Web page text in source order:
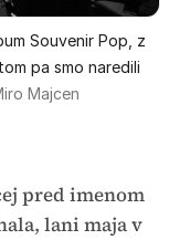
Souvenir Pop, z
pa smo naredili
Majcen
pred imenom
lani maja v